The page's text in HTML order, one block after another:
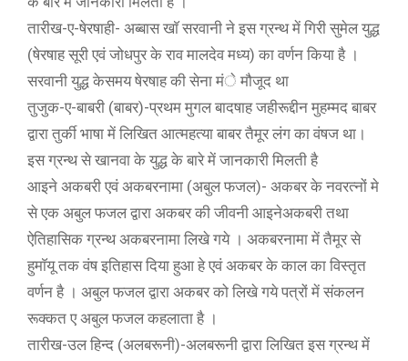
तारीख-ए-षेरषाही- अब्बास खाॅ सरवानी ने इस ग्रन्थ में गिरी सुमेल युद्ध
(षेरषाह सूरी एवं जोधपुर के राव मालदेव मध्य) का वर्णन किया है ।
सरवानी युद्ध केसमय षेरषाह की सेना मंे मौजूद था
तुजुक-ए-बाबरी (बाबर)-प्रथम मुगल बादषाह जहीरूद्दीन मुहम्मद बाबर
द्वारा तुर्की भाषा में लिखित आत्महत्या बाबर तैमूर लंग का वंषज था।
इस ग्रन्थ से खानवा के युद्ध के बारे में जानकारी मिलती है
आइने अकबरी एवं अकबरनामा (अबुल फजल)- अकबर के नवरत्नों मे
से एक अबुल फजल द्वारा अकबर की जीवनी आइनेअकबरी तथा
ऐतिहासिक ग्रन्थ अकबरनामा लिखे गये । अकबरनामा में तैमूर से
हुमाॅयू तक वंष इतिहास दिया हुआ हे एवं अकबर के काल का विस्तृत
वर्णन है । अबुल फजल द्वारा अकबर को लिखे गये पत्रों में संकलन
रूक्कत ए अबुल फजल कहलाता है ।
तारीख-उल हिन्द (अलबरूनी)-अलबरूनी द्वारा लिखित इस ग्रन्थ में